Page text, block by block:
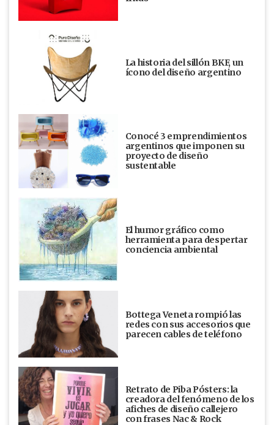
La historia del sillón BKF, un
ícono del diseño argentino
Conocé 3 emprendimientos
argentinos que imponen su
proyecto de diseño
sustentable
El humor gráfico como
herramienta para despertar
conciencia ambiental
Bottega Veneta rompió las
redes con sus accesorios que
parecen cables de teléfono
Retrato de Piba Pósters: la
creadora del fenómeno de los
afiches de diseño callejero
con frases Nac & Rock